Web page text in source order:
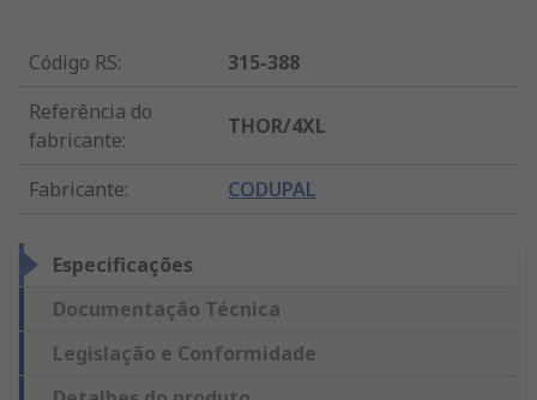
Código RS:
315-388
Referência do
fabricante:
THOR/4XL
Fabricante: CODUPAL
Especificações
Documentação Técnica
Legislação e Conformidade